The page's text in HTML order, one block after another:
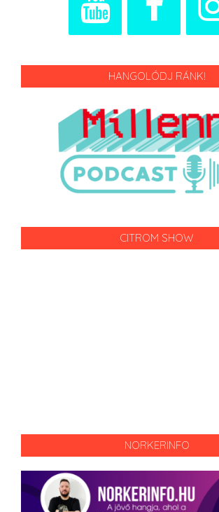
HANGOLÓDJ RÁNK!
CITROM SHOW
NORKERINFO